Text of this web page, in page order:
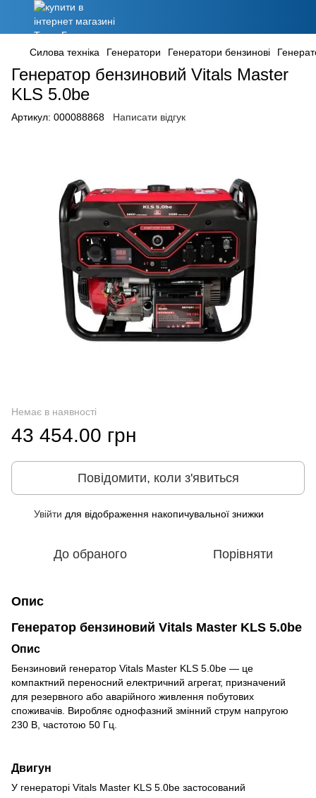
Силова техніка Генератори Генератори бензинові
Генератор бензиновий Vitals Master
KLS 5.0be
Артикул: 000088868 Написати відгук
Немає в наявності
43 454.00 грн
Повідомити, коли з'явиться
Увійти для відображення накопичувальної знижки
До обраного Порівняти
Опис
Генератор бензиновий Vitals Master KLS 5.0be
Опис
Бензиновий генератор Vitals Master KLS 5.0be — це
компактний переносний електричний агрегат, призначений
для резервного або аварійного живлення побутових
споживачів. Виробляє однофазний змінний струм напругою
230 В, частотою 50 Гц.
Двигун
У генераторі Vitals Master KLS 5.0be застосований